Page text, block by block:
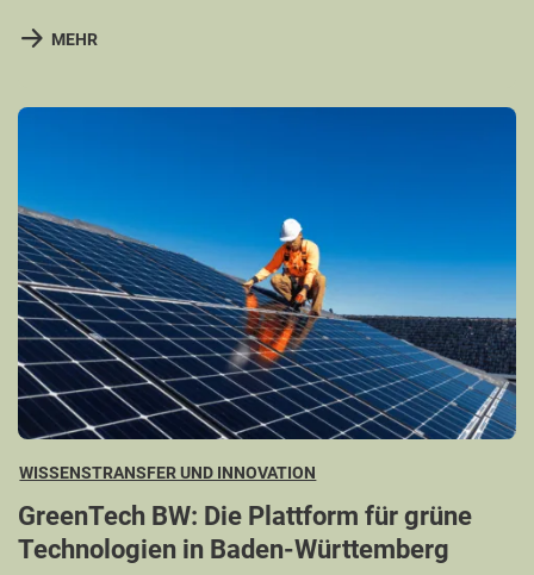
MEHR
WISSENSTRANSFER UND INNOVATION
GreenTech BW: Die Plattform für grüne
Technologien in Baden-Württemberg